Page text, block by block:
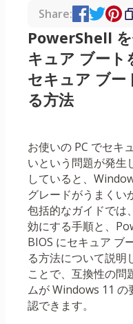
Share:
PowerShell
キュア ブート
セキュア ブー
る方法
お使いの PC でセキ
いという問題が発生
していると、
グレードがうまくい
包括的なガイドでは
効にする手順と、
BIOS にセキュア ブ
る方法について説明
ことで、互換性の問
ムが Windows 11 の
認できます。